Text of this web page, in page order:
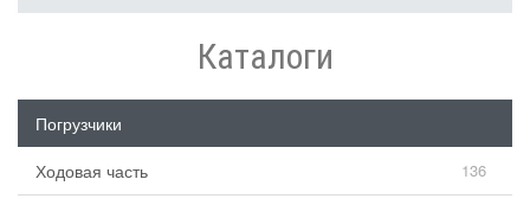
Каталоги
Погрузчики
Ходовая часть
136